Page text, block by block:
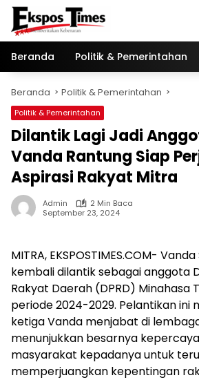
Langsung
konten
Beranda
Politik & Pemerintahan
Beranda Politik & Pemerintahan
Politik & Pemerintahan
Dilantik Lagi Jadi
Vanda Rantung Siap
Aspirasi Rakyat Mitra
Admin
2 Min Baca
September 23, 2024
MITRA, EKSPOSTIMES.COM- Vanda
kembali dilantik sebagai anggota
Rakyat Daerah (DPRD) Minahasa
periode 2024-2029. Pelantikan ini
ketiga Vanda menjabat di
menunjukkan besarnya
masyarakat kepadanya untuk
memperjuangkan kepentingan